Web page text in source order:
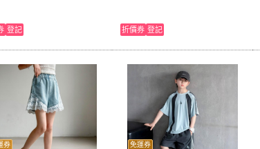
登記 折價券 登記
券 免運券